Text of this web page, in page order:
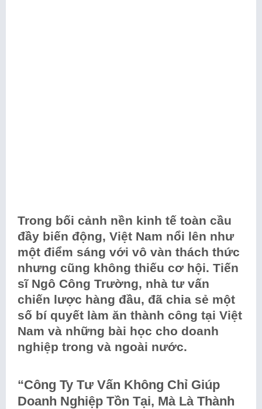
Trong bối cảnh nền kinh tế toàn cầu
đầy biến động, Việt Nam nổi lên như
một điểm sáng với vô vàn thách thức
nhưng cũng không thiếu cơ hội. Tiến
sĩ Ngô Công Trường, nhà tư vấn
chiến lược hàng đầu, đã chia sẻ một
số bí quyết làm ăn thành công tại Việt
Nam và những bài học cho doanh
nghiệp trong và ngoài nước.
“Công Ty Tư Vấn Không Chỉ Giúp
Doanh Nghiệp Tồn Tại, Mà Là Thành